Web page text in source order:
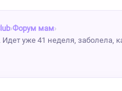
›Форум мам›
уже 41 неделя, заболела,